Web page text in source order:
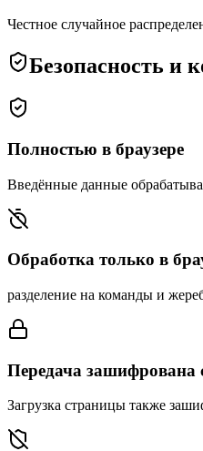
Честное случайное
Безопасность и
Полностью в браузере
Введённые данные
Обработка только в
разделение на команды и
Передача
Загрузка страницы также